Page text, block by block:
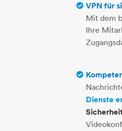
VPN für
Mit dem
Ihre
Dienste